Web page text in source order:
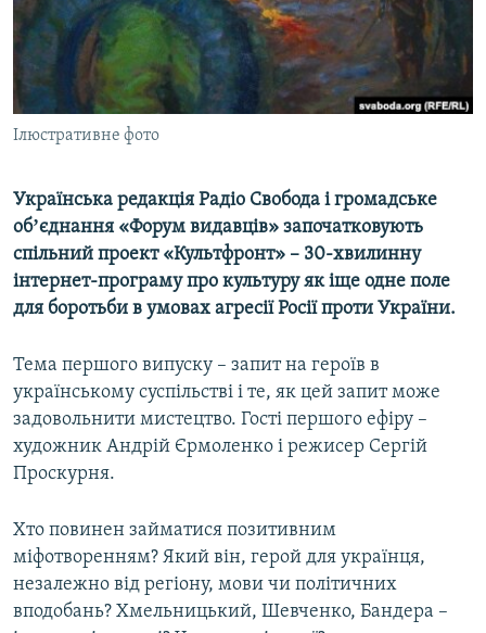
ВІДЕОУРОКИ «ELIFBE»
СВІДЧЕННЯ ОКУПАЦІЇ
УКРАЇНСЬКА ПРОБЛЕМА КРИМУ
ІНФОГРАФІКА
Русский
Qırımtatar
ДОЛУЧАЙСЯ!
Усі сайти RFE/RL
Ілюстративне фото
Українська редакція Радіо Свобода і громадське
обʼєднання «Форум видавців» започатковують
спільний проект «Культфронт» – 30-хвилинну
інтернет-програму про культуру як іще одне поле
для боротьби в умовах агресії Росії проти України.
Тема першого випуску – запит на героїв в
українському суспільстві і те, як цей запит може
задовольнити мистецтво. Гості першого ефіру –
художник Андрій Єрмоленко і режисер Сергій
Проскурня.
Хто повинен займатися позитивним
міфотворенням? Який він, герой для українця,
незалежно від регіону, мови чи політичних
вподобань? Хмельницький, Шевченко, Бандера –